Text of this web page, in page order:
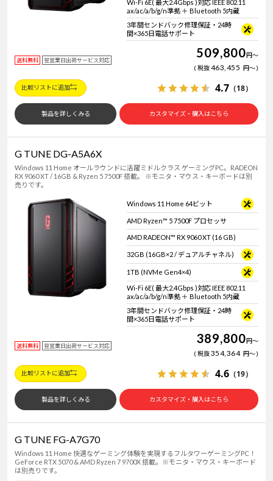
Wi-Fi 6E( 最大2.4Gbps )対応 IEEE 802.11
ax/ac/a/b/g/n準拠 ＋ Bluetooth 5内蔵
3年間センドバック修理保証・24時
間×365日電話サポート
送料無料 翌営業日出荷サービス対応 509,800円～
税抜463,455 円～
比較リストに追加 4.7 （18）
製品を詳しくみる カスタマイズ・購入はこちら
G TUNE DG-A5A6X
Windows 11 Home オールラウンドに活躍ミドルクラス ゲーミングPC。RADEON
RX 9060 XT / 16GB & Ryzen 5 7500F 搭載。 ※モニタ・マウス・キーボードは別
売りです。
Windows 11 Home 64ビット
AMD Ryzen™ 5 7500F プロセッサ
AMD RADEON™ RX 9060 XT (16 GB)
32GB (16GB×2 / デュアルチャネル)
1TB (NVMe Gen4×4)
Wi-Fi 6E( 最大2.4Gbps )対応 IEEE 802.11
ax/ac/a/b/g/n準拠 ＋ Bluetooth 5内蔵
3年間センドバック修理保証・24時
間×365日電話サポート
送料無料 翌営業日出荷サービス対応 389,800円～
税抜354,364 円～
比較リストに追加 4.6 （19）
製品を詳しくみる カスタマイズ・購入はこちら
G TUNE FG-A7G70
Windows 11 Home 快適なゲーミング体験を実現するフルタワーゲーミングPC！
GeForce RTX 5070 & AMD Ryzen 7 9700X 搭載。※モニタ・マウス・キーボード
は別売りです。